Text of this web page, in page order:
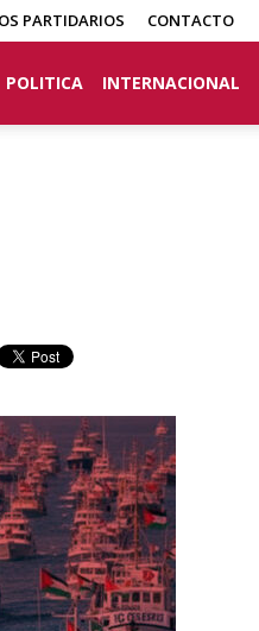
PARTIDARIOS CONTACTO
POLITICA INTERNACIONAL